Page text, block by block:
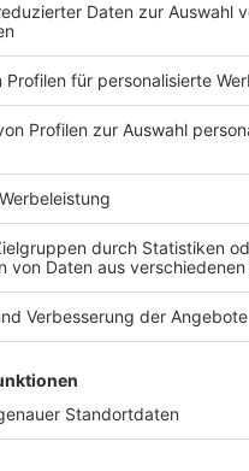
empirische
des Bundesministeriums
von
im Bereich der
mit der amtlichen
von
2024: DStV
18. November 2025 vonkw
die Corona-Pandemie längst
dagegen weiterhin
deshalb für die